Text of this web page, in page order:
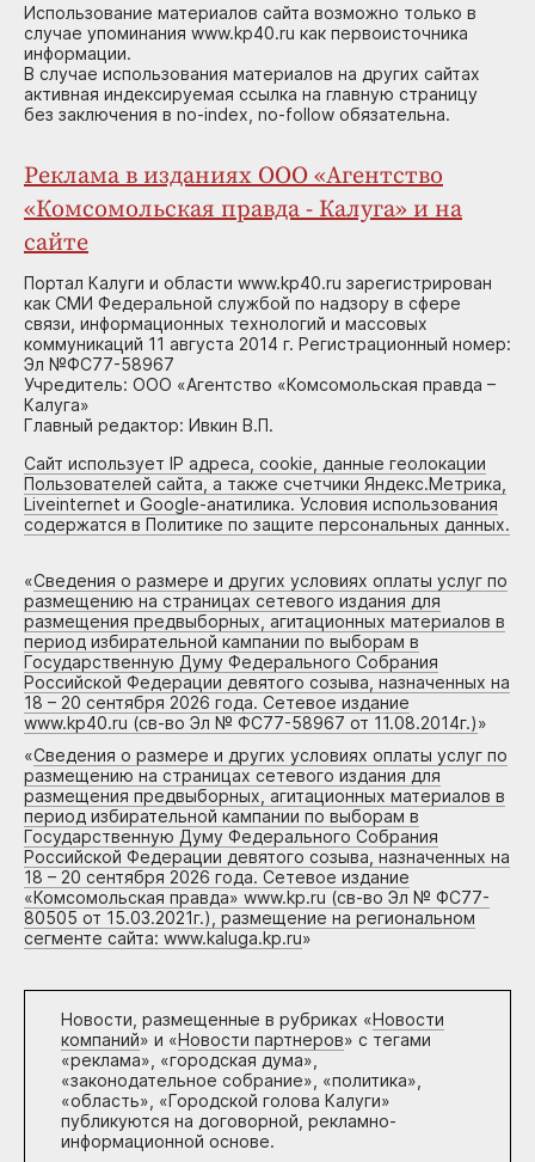
Использование материалов сайта возможно только в
случае упоминания www.kp40.ru как первоисточника
информации.
В случае использования материалов на других сайтах
активная индексируемая ссылка на главную страницу
без заключения в no-index, no-follow обязательна.
Реклама в изданиях ООО «Агентство
«Комсомольская правда - Калуга» и на
сайте
Портал Калуги и области www.kp40.ru зарегистрирован
как СМИ Федеральной службой по надзору в сфере
связи, информационных технологий и массовых
коммуникаций 11 августа 2014 г. Регистрационный номер:
Эл №ФС77-58967
Учредитель: ООО «Агентство «Комсомольская правда –
Калуга»
Главный редактор: Ивкин В.П.
Сайт использует IP адреса, cookie, данные геолокации
Пользователей сайта, а также счетчики Яндекс.Метрика,
Liveinternet и Google-анатилика. Условия использования
содержатся в Политике по защите персональных данных.
«Сведения о размере и других условиях оплаты услуг по
размещению на страницах сетевого издания для
размещения предвыборных, агитационных материалов в
период избирательной кампании по выборам в
Государственную Думу Федерального Собрания
Российской Федерации девятого созыва, назначенных на
18 – 20 сентября 2026 года. Сетевое издание
www.kp40.ru (св-во Эл № ФС77-58967 от 11.08.2014г.)»
«Сведения о размере и других условиях оплаты услуг по
размещению на страницах сетевого издания для
размещения предвыборных, агитационных материалов в
период избирательной кампании по выборам в
Государственную Думу Федерального Собрания
Российской Федерации девятого созыва, назначенных на
18 – 20 сентября 2026 года. Сетевое издание
«Комсомольская правда» www.kp.ru (св-во Эл № ФС77-
80505 от 15.03.2021г.), размещение на региональном
сегменте сайта: www.kaluga.kp.ru»
Новости, размещенные в рубриках «Новости
компаний» и «Новости партнеров» с тегами
«реклама», «городская дума»,
«законодательное собрание», «политика»,
«область», «Городской голова Калуги»
публикуются на договорной, рекламно-
информационной основе.